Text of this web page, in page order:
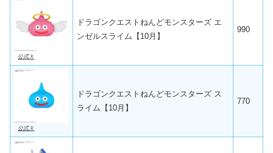
公式Ｘ
ドラゴンクエストねんどモンスターズ エ
ンゼルスライム【10月】
990
公式Ｘ
ドラゴンクエストねんどモンスターズ ス
ライム【10月】
770